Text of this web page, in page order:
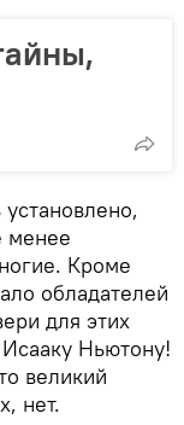
менее
Кроме
обладателей
для этих
Ньютону!
великий
нет.